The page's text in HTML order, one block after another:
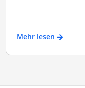
Mehr lesen